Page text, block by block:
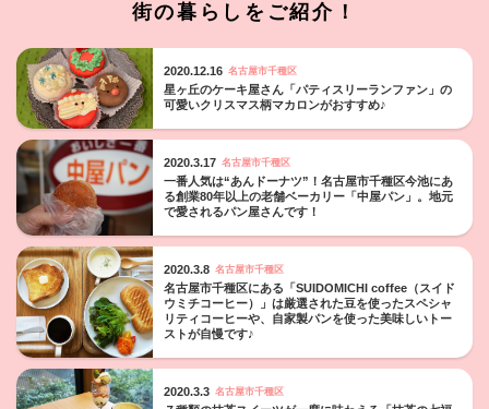
街の暮らしをご紹介！
2020.12.16 名古屋市千種区
星ヶ丘のケーキ屋さん「パティスリーランファン」の
可愛いクリスマス柄マカロンがおすすめ♪
2020.3.17 名古屋市千種区
一番人気は“あんドーナツ”！名古屋市千種区今池にあ
る創業80年以上の老舗ベーカリー「中屋パン」。地元
で愛されるパン屋さんです！
2020.3.8 名古屋市千種区
名古屋市千種区にある「SUIDOMICHI coffee（スイド
ウミチコーヒー）」は厳選された豆を使ったスペシャ
リティコーヒーや、自家製パンを使った美味しいトー
ストが自慢です♪
2020.3.3 名古屋市千種区